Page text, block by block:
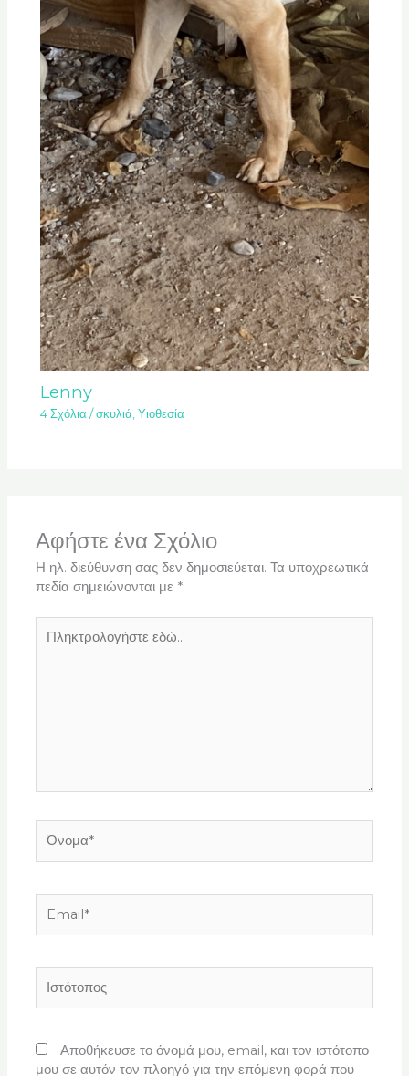
Lenny
4 Σχόλια /σκυλιά,Υιοθεσία
Αφήστε ένα Σχόλιο
Η ηλ. διεύθυνση σας δεν δημοσιεύεται. Τα υποχρεωτικά
πεδία σημειώνονται με *
εδώ..
Αποθήκευσε το όνομά μου, email, και τον ιστότοπο
μου σε αυτόν τον πλοηγό για την επόμενη φορά που